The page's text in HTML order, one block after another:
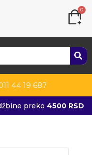
0
44 19 687
preko 4500 RSD